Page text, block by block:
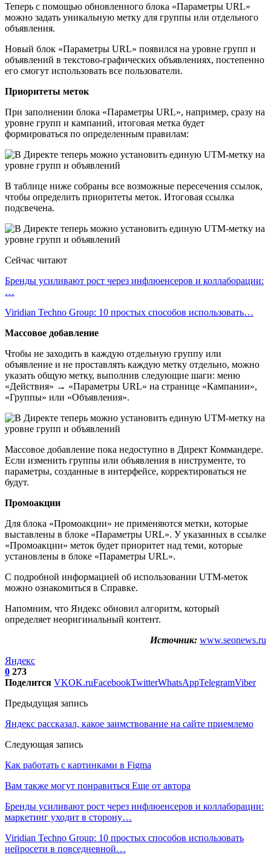
Теперь с помощью обновленного блока «Параметры URL»
можно задать уникальную метку для группы или отдельного
объявления.
Новый блок «Параметры URL» появился на уровне групп и
объявлений в текстово-графических объявлениях, постепенно
его смогут использовать все пользователи.
Приоритеты меток
При заполнении блока «Параметры URL», например, сразу на
уровне групп и кампаний, итоговая метка будет
формироваться по определенным правилам:
В таблице ниже собраны все возможные пересечения ссылок,
чтобы определить приоритеты меток. Итоговая ссылка
подсвечена.
Сейчас читают
Бренды усиливают рост через инфлюенсеров и коллаборации:
…
Viridian Techno Group: 10 простых способов использовать…
Массовое добавление
Чтобы не заходить в каждую отдельную группу или
объявление и не проставлять каждую метку отдельно, можно
указать общую метку, выполнив следующие шаги: меню
«Действия» → «Параметры URL» на странице «Кампании»,
«Группы» или «Объявления».
Массовое добавление пока недоступно в Директ Коммандере.
Если изменить группы или объявления в инструменте, то
параметры, созданные в интерфейсе, корректироваться не
будут.
Промоакции
Для блока «Промоакции» не применяются метки, которые
выставлены в блоке «Параметры URL». У указанных в ссылке
«Промоакции» меток будет приоритет над теми, которые
установлены в блоке «Параметры URL».
С подробной информацией об использовании UTM-меток
можно ознакомиться в Справке.
Напомним, что Яндекс обновил алгоритм, который
определяет неоригинальный контент.
Источник: www.seonews.ru
Яндекс
0 273
Поделится VKOK.ruFacebookTwitterWhatsAppTelegramViber
Предыдущая запись
Яндекс рассказал, какое заимствование на сайте приемлемо
Следующая запись
Как работать с картинками в Figma
Вам также могут понравиться Еще от автора
Бренды усиливают рост через инфлюенсеров и коллаборации:
маркетинг уходит в сторону…
Viridian Techno Group: 10 простых способов использовать
нейросети в повседневной…